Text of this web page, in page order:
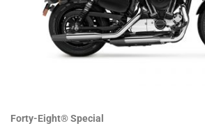
Forty-Eight® Special